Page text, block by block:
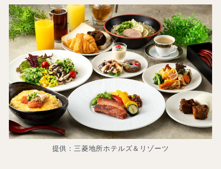
提供：三菱地所ホテルズ＆リゾーツ